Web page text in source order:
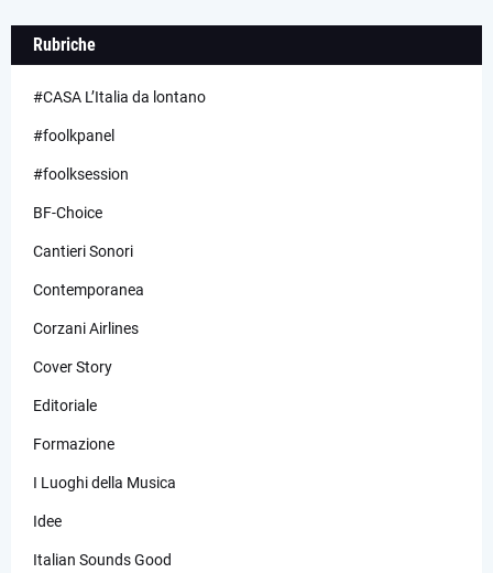
Rubriche
#CASA L’Italia da lontano
#foolkpanel
#foolksession
BF-Choice
Cantieri Sonori
Contemporanea
Corzani Airlines
Cover Story
Editoriale
Formazione
I Luoghi della Musica
Idee
Italian Sounds Good